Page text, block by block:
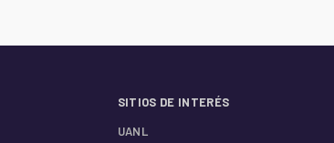
SITIOS DE INTERÉS
UANL